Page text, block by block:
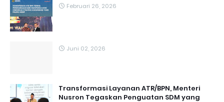
Februari 26, 2026
Juni 02, 2026
Transformasi Layanan ATR/BPN, Menteri
Nusron Tegaskan Penguatan SDM yang